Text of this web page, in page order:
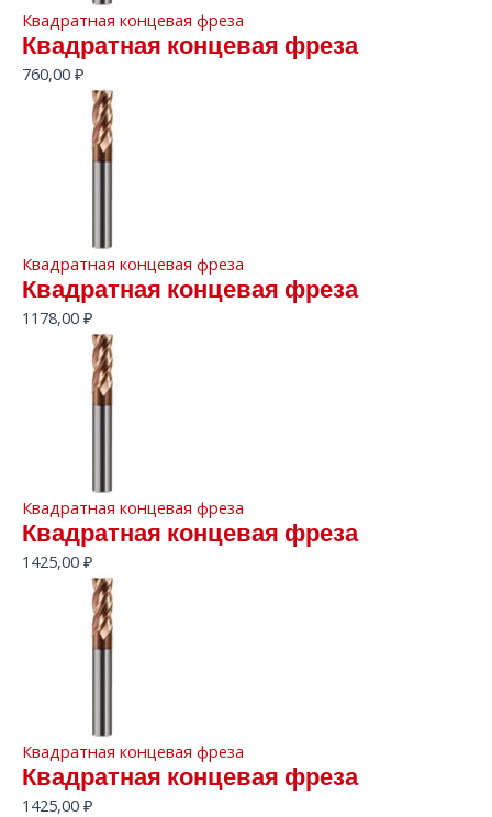
Квадратная концевая фреза
Квадратная концевая фреза
760,00 ₽
Квадратная концевая фреза
Квадратная концевая фреза
1178,00 ₽
Квадратная концевая фреза
Квадратная концевая фреза
1425,00 ₽
Квадратная концевая фреза
Квадратная концевая фреза
1425,00 ₽